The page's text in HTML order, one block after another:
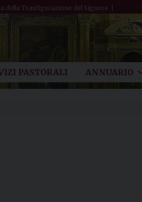
della Trasfigurazione del Signore
PASTORALI ANNUARIO